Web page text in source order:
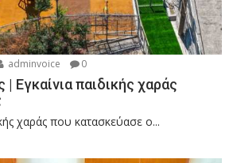
adminvoice 0
Εγκαίνια παιδικής χαράς
χαράς που κατασκεύασε ο...